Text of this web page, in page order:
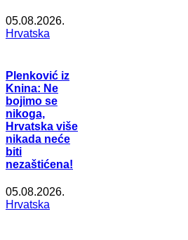
05.08.2026.
Hrvatska
Plenković iz
Knina: Ne
bojimo se
nikoga,
Hrvatska više
nikada neće
biti
nezaštićena!
05.08.2026.
Hrvatska